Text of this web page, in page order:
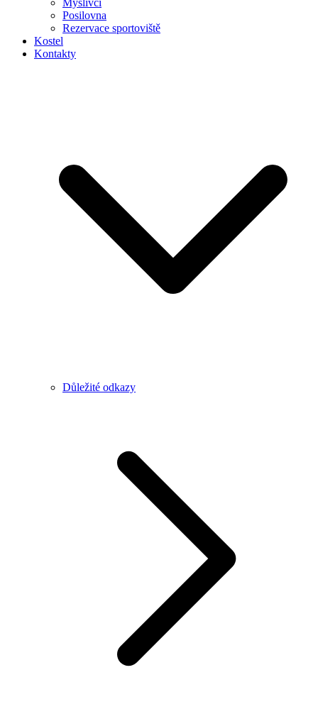
Myslivci
Posilovna
Rezervace sportoviště
Kostel
Kontakty
Důležité odkazy